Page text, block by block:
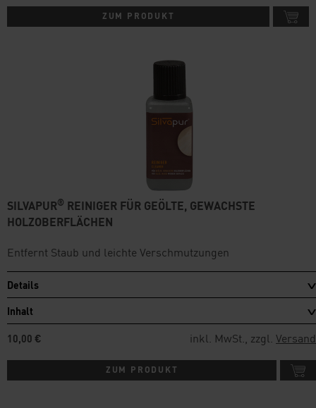
ZUM PRODUKT
SILVAPUR® REINIGER FÜR GEÖLTE, GEWACHSTE
HOLZOBERFLÄCHEN
Entfernt Staub und leichte Verschmutzungen
Details
Inhalt
10,00 €
inkl. MwSt., zzgl. Versand
ZUM PRODUKT